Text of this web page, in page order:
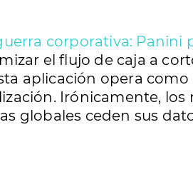
corporativa: Panini
el flujo de caja a
aplicación opera
Irónicamente, los
globales ceden sus